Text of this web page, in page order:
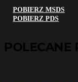
POBIERZ MSDS
POBIERZ PDS
POLECANE